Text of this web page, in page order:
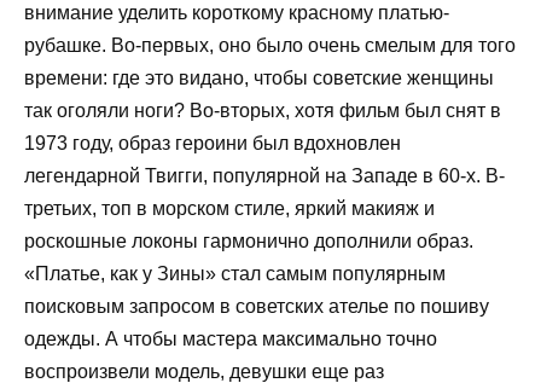
внимание уделить короткому красному платью-
рубашке. Во-первых, оно было очень смелым для того
времени: где это видано, чтобы советские женщины
так оголяли ноги? Во-вторых, хотя фильм был снят в
1973 году, образ героини был вдохновлен
легендарной Твигги, популярной на Западе в 60-х. В-
третьих, топ в морском стиле, яркий макияж и
роскошные локоны гармонично дополнили образ.
«Платье, как у Зины» стал самым популярным
поисковым запросом в советских ателье по пошиву
одежды. А чтобы мастера максимально точно
воспроизвели модель, девушки еще раз